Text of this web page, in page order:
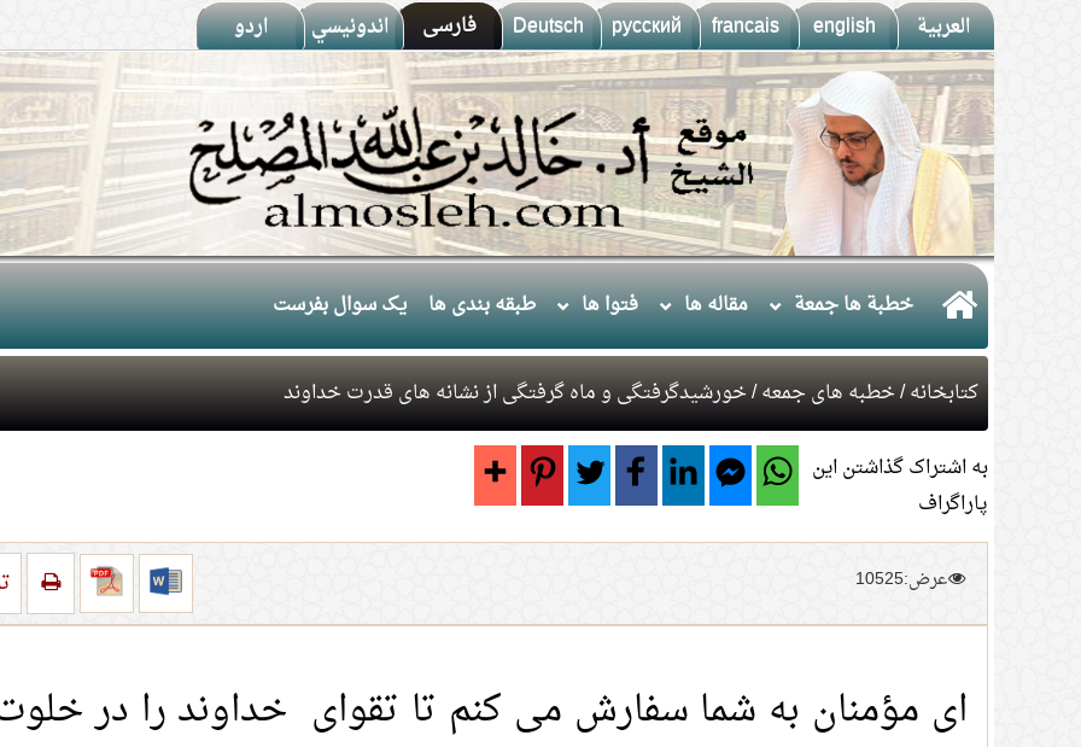
العربية english
francais
русский
Deutsch فارسى اندونيسي اردو
خطبة ها جمعة مقاله ها فتوا ها طبقه بندی ها یک سوال بفرست
کتابخانه/خطبه های جمعه/ خورشيدگرفتگی و ماه گرفتگی از نشانه های قدرت خداوند
به اشتراک گذاشتن این
پاراگراف
عرض:10525
ای مؤمنان به شما سفارش می کنم تا تقوای خداوند را در